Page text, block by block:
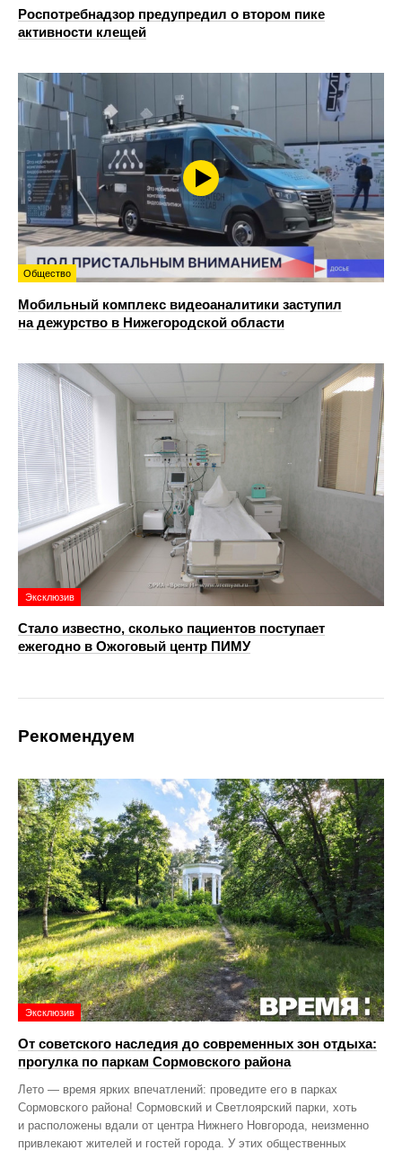
Роспотребнадзор предупредил о втором пике
активности клещей
Общество
Мобильный комплекс видеоаналитики заступил
на дежурство в Нижегородской области
Эксклюзив
Стало известно, сколько пациентов поступает
ежегодно в Ожоговый центр ПИМУ
Рекомендуем
Эксклюзив
От советского наследия до современных зон отдыха:
прогулка по паркам Сормовского района
Лето — время ярких впечатлений: проведите его в парках
Сормовского района! Сормовский и Светлоярский парки, хоть
и расположены вдали от центра Нижнего Новгорода, неизменно
привлекают жителей и гостей города. У этих общественных